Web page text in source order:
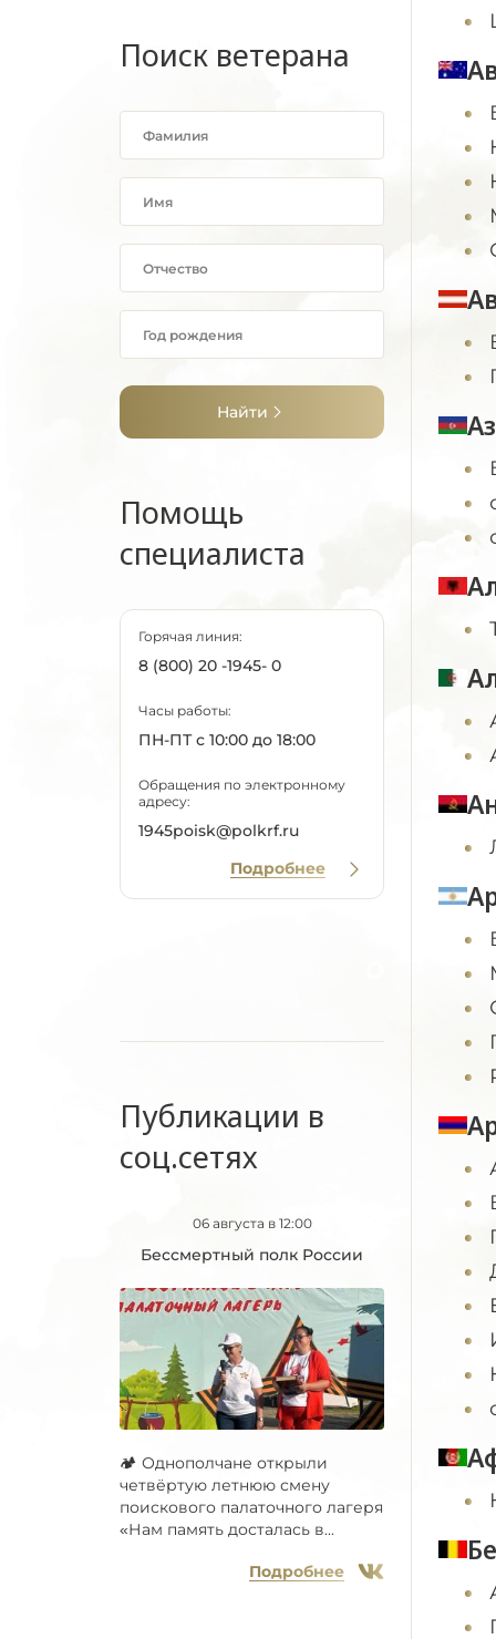
Поиск ветерана
Найти
Помощь
специалиста
Горячая линия:
8 (800) 20 -1945- 0
Часы работы:
ПН-ПТ с 10:00 до 18:00
Обращения по электронному
адресу:
1945poisk@polkrf.ru
Подробнее
Публикации в
соц.сетях
06 августа в 12:00
Бессмертный полк России
🏕 Однополчане открыли
четвёртую летнюю смену
поискового палаточного лагеря
«Нам память досталась в...
Подробнее